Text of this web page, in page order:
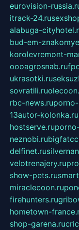
eurovision-
itrack-24.ru
alabuga-
bud-em-
korolevremont-
oooagrosnab.ru
ukrasotki.ru
sovratili.ru
rbc-news.ru
13autor-kolonka.ru
hostserve.ru
neznobi.ru
delfinet.ru
velotrenajery.ru
show-pets.ru
miraclecoon.ru
firehunters.ru
hometown-
shop-garena.ru